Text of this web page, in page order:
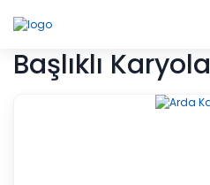
Başlıklı Karyola